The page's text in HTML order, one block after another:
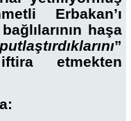
Erbakan’ı
haşa
”
etmekten